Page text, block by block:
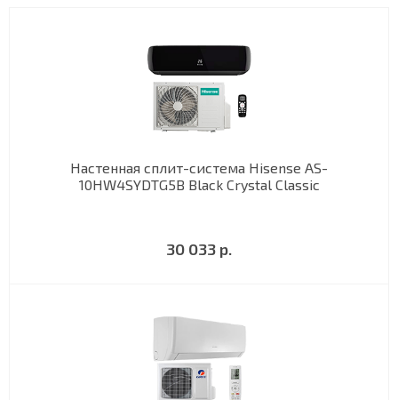
Настенная сплит-система Hisense AS-
10HW4SYDTG5B Black Crystal Classic
30 033 р.